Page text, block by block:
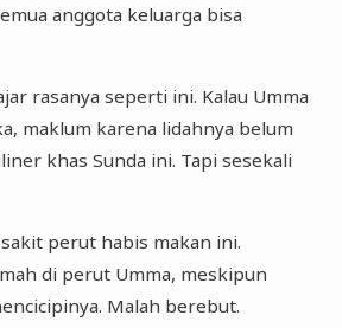
anggota keluarga bisa
rasanya seperti ini. Kalau Umma
maklum karena lidahnya belum
khas Sunda ini. Tapi sesekali
perut habis makan ini.
di perut Umma, meskipun
Malah berebut.